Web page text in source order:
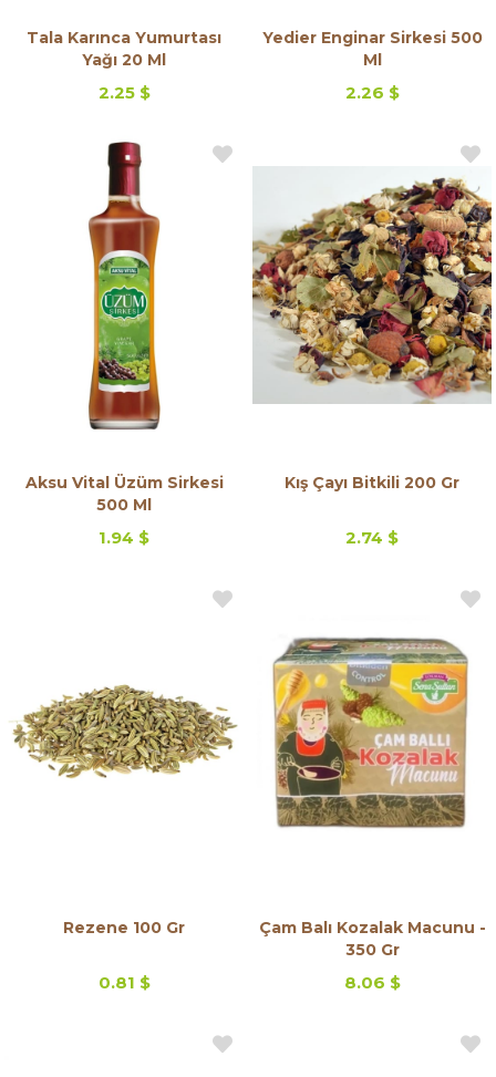
Tala Karınca Yumurtası
Yağı 20 Ml
2.25 $
Yedier Enginar Sirkesi 500
Ml
2.26 $
Aksu Vital Üzüm Sirkesi
500 Ml
1.94 $
Kış Çayı Bitkili 200 Gr
2.74 $
Rezene 100 Gr
0.81 $
Çam Balı Kozalak Macunu -
350 Gr
8.06 $